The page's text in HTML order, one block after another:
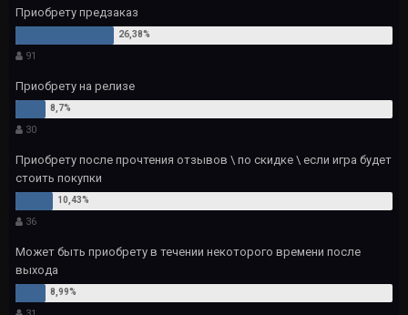
Приобрету предзаказ
91
Приобрету на релизе
30
Приобрету после прочтения отзывов \ по скидке \ если игра будет
стоить покупки
36
Может быть приобрету в течении некоторого времени после
выхода